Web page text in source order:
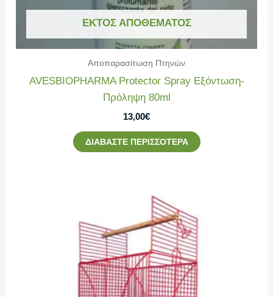
ΕΚΤΌΣ ΑΠΟΘΈΜΑΤΟΣ
Αποπαρασίτωση Πτηνών
AVESBIOPHARMA Protector Spray Εξόντωση-
Πρόληψη 80ml
13,00€
ΔΙΑΒΆΣΤΕ ΠΕΡΙΣΣΌΤΕΡΑ